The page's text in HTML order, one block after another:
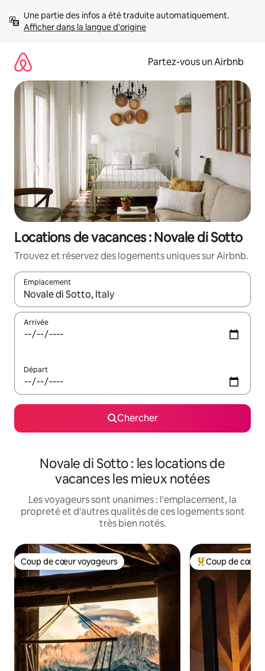
directement
Afficher dans la langue d'origine
Partez-vous un Airbnb
Locations de vacances : Novale di Sotto
Trouvez et réservez des logements uniques sur Airbnb.
Emplacement
Quand les résultats sont affichés, parcourez-les en utilisant
Arrivée
Départ
Chercher
Novale di Sotto : les locations de
vacances les mieux notées
Les voyageurs sont unanimes : l'emplacement, la
propreté et d'autres qualités de ces logements sont
très bien notés.
Coup de cœur voyageurs
Coup de cœur voyageurs Coup de cœur
Coup de cœur